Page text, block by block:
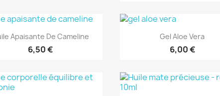
Aperçu rapide
Apaisante De Cameline
6,50 €
Aperçu rapide
Gel Aloe Vera
6,00 €